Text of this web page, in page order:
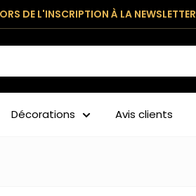
DE L'INSCRIPTION À LA NEWSLETTER
Décorations Avis clients